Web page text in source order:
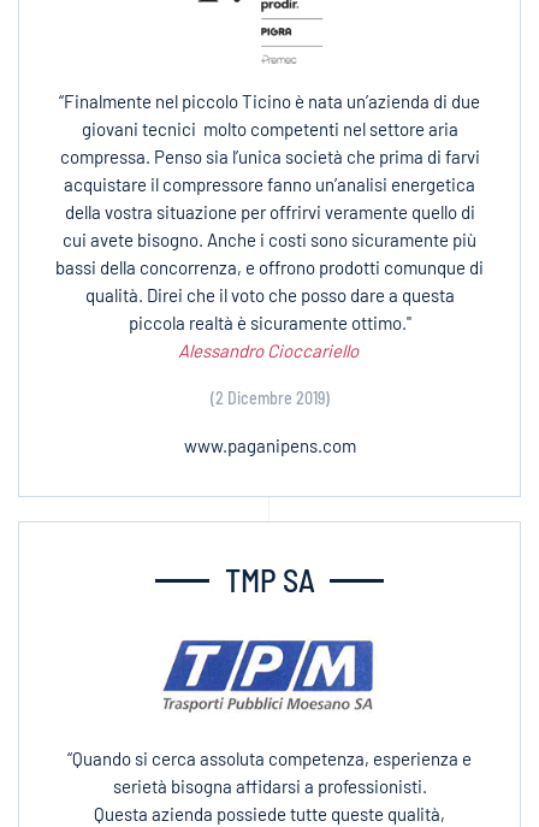
“Finalmente nel piccolo Ticino è nata un’azienda di due
giovani tecnici molto competenti nel settore aria
compressa. Penso sia l’unica società che prima di farvi
acquistare il compressore fanno un’analisi energetica
della vostra situazione per offrirvi veramente quello di
cui avete bisogno. Anche i costi sono sicuramente più
bassi della concorrenza, e offrono prodotti comunque di
qualità. Direi che il voto che posso dare a questa
piccola realtà è sicuramente ottimo."
Alessandro Cioccariello
(2 Dicembre 2019)
www.paganipens.com
TMP SA
“Quando si cerca assoluta competenza, esperienza e
serietà bisogna affidarsi a professionisti.
Questa azienda possiede tutte queste qualità,